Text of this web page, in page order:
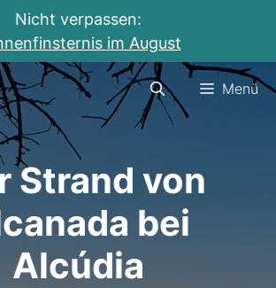
Nicht verpassen:
im August
Menü
Strand von
bei
Alcúdia